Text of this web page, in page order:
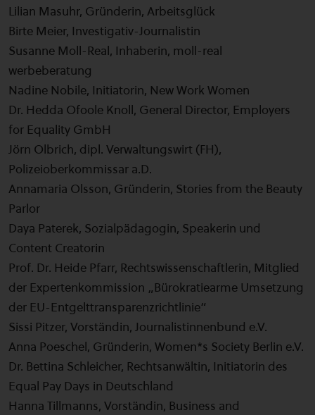
Lilian Masuhr, Gründerin, Arbeitsglück
Birte Meier, Investigativ-Journalistin
Susanne Moll-Real, Inhaberin, moll-real
werbeberatung
Nadine Nobile, Initiatorin, New Work Women
Dr. Hedda Ofoole Knoll, General Director, Employers
for Equality GmbH
Jörn Olbrich, dipl. Verwaltungswirt (FH),
Polizeioberkommissar a.D.
Annamaria Olsson, Gründerin, Stories from the Beauty
Parlor
Daya Paterek, Sozialpädagogin, Speakerin und
Content Creatorin
Prof. Dr. Heide Pfarr, Rechtswissenschaftlerin, Mitglied
der Expertenkommission „Bürokratiearme Umsetzung
der EU-Entgelttransparenzrichtlinie“
Sissi Pitzer, Vorständin, Journalistinnenbund e.V.
Anna Poeschel, Gründerin, Women*s Society Berlin e.V.
Dr. Bettina Schleicher, Rechtsanwältin, Initiatorin des
Equal Pay Days in Deutschland
Hanna Tillmanns, Vorständin, Business and